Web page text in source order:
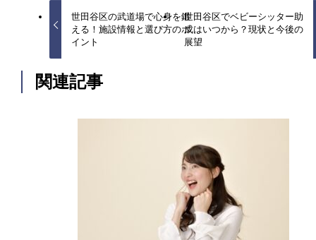
世田谷区の武道場で心身を鍛
える！施設情報と選び方のポ
イント
世田谷区でベビーシッター助
成はいつから？現状と今後の
展望
関連記事